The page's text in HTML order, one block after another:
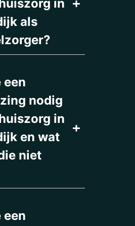
in
als
een
nodig
in
en wat
niet
een